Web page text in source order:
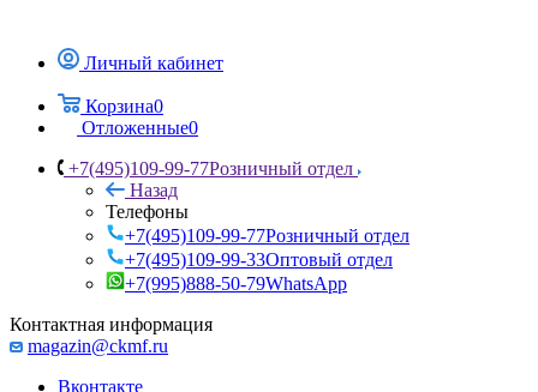
Личный кабинет
Корзина0
Отложенные0
+7(495)109-99-77Розничный отдел
Назад
Телефоны
+7(495)109-99-77Розничный отдел
+7(495)109-99-33Оптовый отдел
+7(995)888-50-79WhatsApp
Контактная информация
magazin@ckmf.ru
Вконтакте